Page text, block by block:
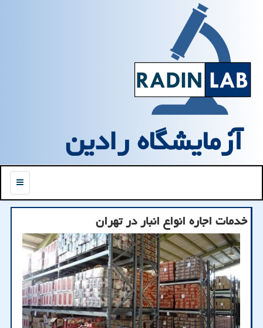
آزمایشگاه رادین
منو
خدمات اجاره انواع انبار در تهران